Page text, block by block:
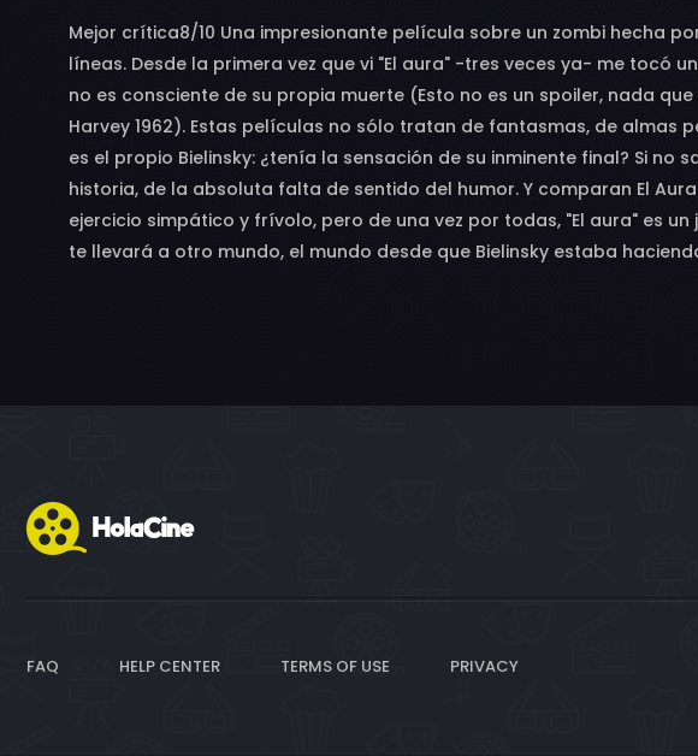
Mejor crítica8/10 Una impresionante película sobre un zombi hecha
líneas. Desde la primera vez que vi "El aura" -tres veces ya- me tocó
no es consciente de su propia muerte (Esto no es un spoiler, nada
Harvey 1962). Estas películas no sólo tratan de fantasmas, de almas
es el propio Bielinsky: ¿tenía la sensación de su inminente final? Si
historia, de la absoluta falta de sentido del humor. Y comparan El
ejercicio simpático y frívolo, pero de una vez por todas, "El aura" es
te llevará a otro mundo, el mundo desde que Bielinsky estaba
FAQ HELP CENTER TERMS OF USE PRIVACY